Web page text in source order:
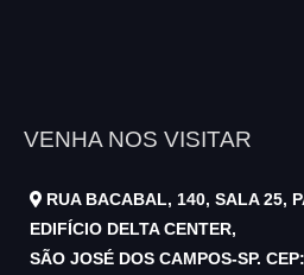
VENHA NOS VISITAR
RUA BACABAL, 140, SALA 25,
EDIFÍCIO DELTA CENTER,
SÃO JOSÉ DOS CAMPOS-SP.